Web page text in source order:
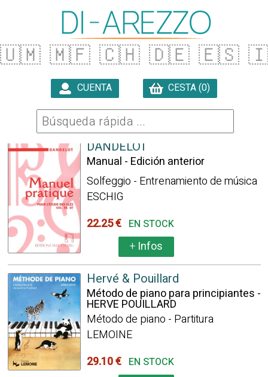
🇺🇲 🇲🇫 🇨🇭 🇩🇪 🇪🇸
CUENTA CESTA (0)
147871 ARTÍCULOS ENCONTRADOS
DANDELOT
Manual - Edición anterior
Solfeggio - Entrenamiento de música
ESCHIG
22.25 € EN STOCK
+Infos
Hervé & Pouillard
Método de piano para principiantes -
HERVE POUILLARD
Método de piano - Partitura
LEMOINE
29.10 € EN STOCK